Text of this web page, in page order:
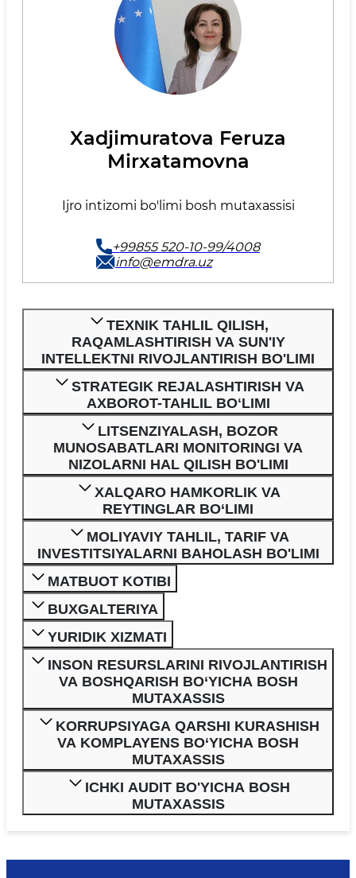
Xadjimuratova Feruza
Mirxatamovna
Ijro intizomi bo'limi bosh mutaxassisi
+99855 520-10-99/4008
info@emdra.uz
TEXNIK TAHLIL QILISH,
RAQAMLASHTIRISH VA SUN'IY
INTELLEKTNI RIVOJLANTIRISH BO'LIMI
STRATEGIK REJALASHTIRISH VA
AXBOROT-TAHLIL BOʻLIMI
LITSENZIYALASH, BOZOR
MUNOSABATLARI MONITORINGI VA
NIZOLARNI HAL QILISH BO'LIMI
XALQARO HAMKORLIK VA
REYTINGLAR BO‘LIMI
MOLIYAVIY TAHLIL, TARIF VA
INVESTITSIYALARNI BAHOLASH BO'LIMI
MATBUOT KOTIBI
BUXGALTERIYA
YURIDIK XIZMATI
INSON RESURSLARINI RIVOJLANTIRISH
VA BOSHQARISH BO‘YICHA BOSH
MUTAXASSIS
KORRUPSIYAGA QARSHI KURASHISH
VA KOMPLAYENS BO‘YICHA BOSH
MUTAXASSIS
ICHKI AUDIT BO'YICHA BOSH
MUTAXASSIS